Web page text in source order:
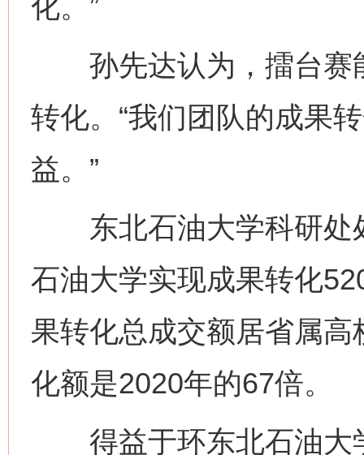
化。”
孙先达认为，擂台赛
转化。“我们团队的成果
益。”
东北石油大学科研处
石油大学实现成果转化
果转化总成交额居省属
化额是2020年的67倍。
得益于环东北石油大